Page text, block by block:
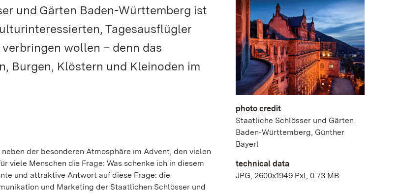
und Gärten Baden-Württemberg ist
Tagesausflügler
wollen – denn das
Burgen, Klöstern und Kleinoden im
der besonderen Atmosphäre im Advent, den vielen
viele Menschen die Frage: Was schenke ich in diesem
und attraktive Antwort auf diese Frage: die
und Marketing der Staatlichen Schlösser und
photo credit
Staatliche Schlösser und Gärten
Baden-Württemberg, Günther
Bayerl
technical data
JPG, 2600x1949 Pxl, 0.73 MB